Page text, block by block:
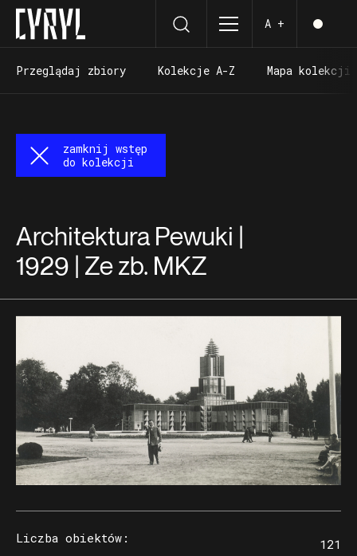
A +
Przeglądaj zbiory
Kolekcje A-Z
Mapa kolekcji
Mapa kolekcji
Architektura Pewuki |
1929 | Ze zb. MKZ
zamknij wstęp
do kolekcji
Liczba obiektów : 121